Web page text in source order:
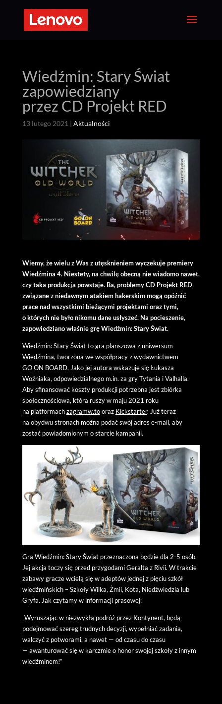
Wiedźmin: Stary Świat
zapowiedziany
przez CD Projekt RED
13 lutego 2021 | Aktualności
Wiemy, że wielu z Was z utęsknieniem wyczekuje premiery
Wiedźmina 4. Niestety, na chwilę obecną nie wiadomo nawet,
czy taka produkcja powstaje. Ba, problemy CD Projekt RED
związane z niedawnym atakiem hakerskim mogą opóźnić
prace nad wszystkimi bieżącymi projektami oraz tymi,
o których nie było nikomu dane usłyszeć. Na pocieszenie,
zapowiedziano właśnie grę Wiedźmin: Stary Świat.
Wiedźmin: Stary Świat to gra planszowa z uniwersum
Wiedźmina, tworzona we współpracy z wydawnictwem
GO ON BOARD. Jako jej autora wskazuje się Łukasza
Woźniaka, odpowiedzialnego m.in. za gry Tytania i Valhalla.
Aby sfinansować koszty produkcji potrzebna jest zbiórka
społecznościowa, która ruszy w maju 2021 roku
na platformachzagramw.tooraz Kickstarter. Już teraz
na obydwu stronach można podać swój adres e-mail, aby
zostać powiadomionym o starcie kampanii.
Gra Wiedźmin: Stary Świat przeznaczona będzie dla 2-5 osób.
Jej akcja toczy się przed przygodami Geralta z Rivii. W trakcie
zabawy gracze wcielą się w adeptów jednej z pięciu szkół
wiedźmińskich – Szkoły Wilka, Żmii, Kota, Niedźwiedzia lub
Gryfa. Jak czytamy w informacji prasowej:
„Wyruszając w niezwykłą podróż przez Kontynent, będą
podejmować szereg trudnych decyzji, wypełniać zadania,
walczyć z potworami, a nawet — od czasu do czasu
— awanturować się w karczmie o honor swojej szkoły z innym
wiedźminem!”